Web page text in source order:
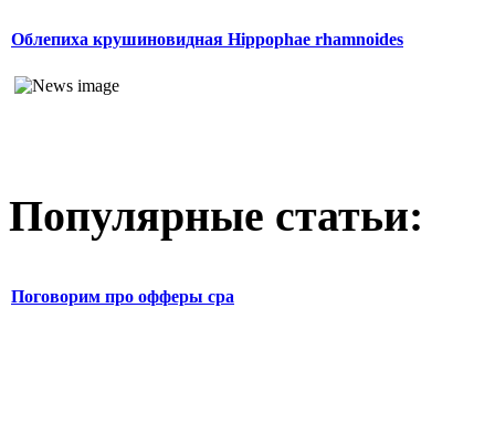
Облепиха крушиновидная Hippophae rhamnoides
Популярные статьи:
Поговорим про офферы cpa